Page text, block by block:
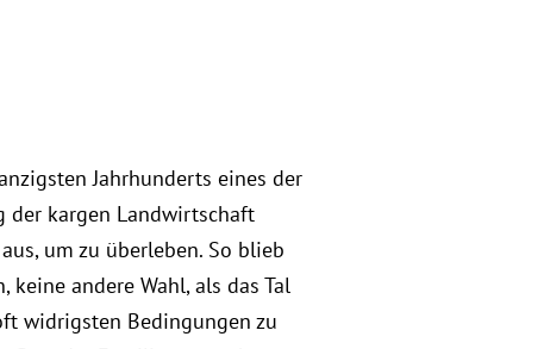
Jahrhunderts eines der
der kargen Landwirtschaft
um zu überleben. So blieb
keine andere Wahl, als das Tal
widrigsten Bedingungen zu